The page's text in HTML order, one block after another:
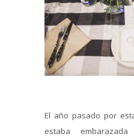
El año pasado por
estaba